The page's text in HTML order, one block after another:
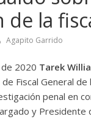
de la
Agapito Garrido
2020 Tarek
Fiscal General de
penal en
y Presidente